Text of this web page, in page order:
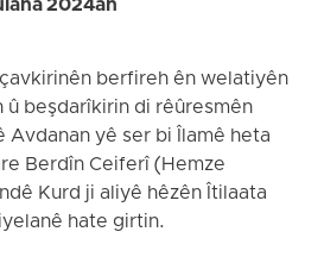
2024an
berfireh ên welatiyên
û beşdarîkirin di rêûresmên
Avdanan yê ser bi Îlamê heta
Berdîn Ceiferî (Hemze
Kurd ji aliyê hêzên Îtilaata
hate girtin.